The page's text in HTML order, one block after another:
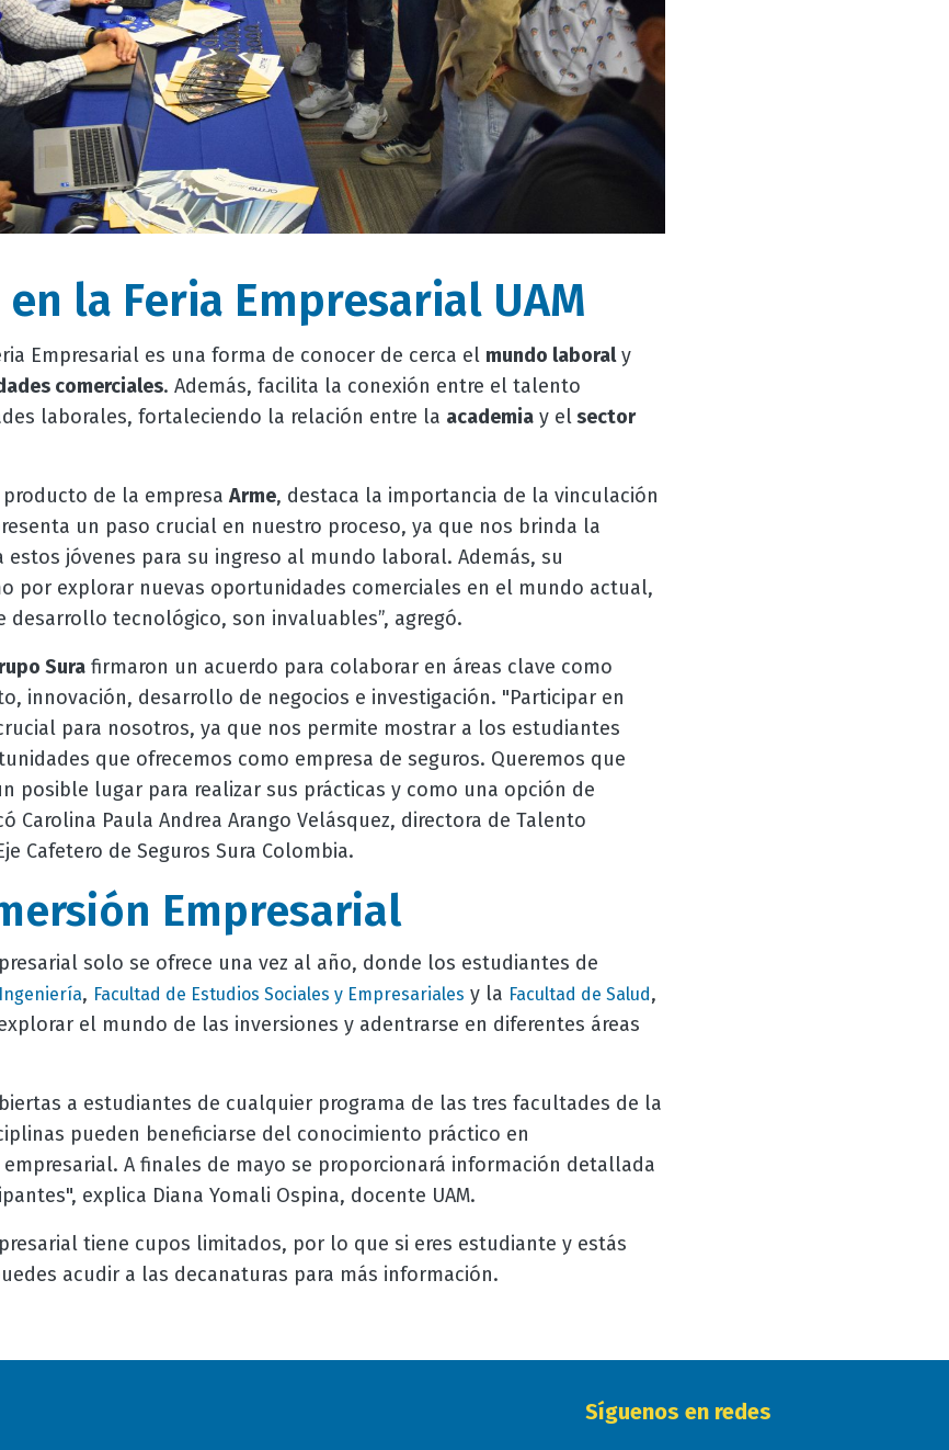
la Feria Empresarial UAM
Empresarial es una forma de conocer de cerca el mundo laboraly
comerciales. Además, facilita la conexión entre el talento
laborales, fortaleciendo la relación entre la academiay elsector
producto de la empresa Arme, destaca la importancia de la vinculación
un paso crucial en nuestro proceso, ya que nos brinda la
jóvenes para su ingreso al mundo laboral. Además, su
por explorar nuevas oportunidades comerciales en el mundo actual,
desarrollo tecnológico, son invaluables”, agregó.
Surafirmaron un acuerdo para colaborar en áreas clave como
innovación, desarrollo de negocios e investigación. "Participar en
para nosotros, ya que nos permite mostrar a los estudiantes
que ofrecemos como empresa de seguros. Queremos que
posible lugar para realizar sus prácticas y como una opción de
Carolina Paula Andrea Arango Velásquez, directora de Talento
Cafetero de Seguros Sura Colombia.
Empresarial
solo se ofrece una vez al año, donde los estudiantes de
, Facultad de Estudios Sociales y Empresariales y la Facultad de Salud,
el mundo de las inversiones y adentrarse en diferentes áreas
a estudiantes de cualquier programa de las tres facultades de la
pueden beneficiarse del conocimiento práctico en
A finales de mayo se proporcionará información detallada
explica Diana Yomali Ospina, docente UAM.
tiene cupos limitados, por lo que si eres estudiante y estás
acudir a las decanaturas para más información.
Síguenos en redes